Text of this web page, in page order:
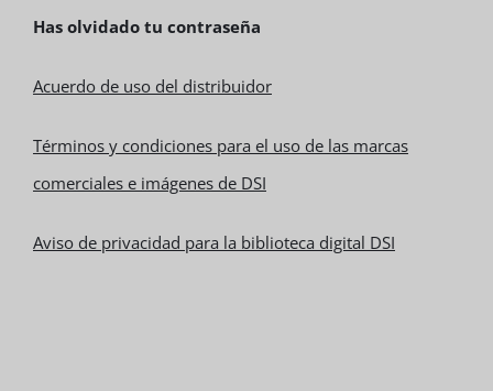
Has olvidado tu contraseña
Acuerdo de uso del distribuidor
Términos y condiciones para el uso de las marcas
comerciales e imágenes de DSI
Aviso de privacidad para la biblioteca digital DSI